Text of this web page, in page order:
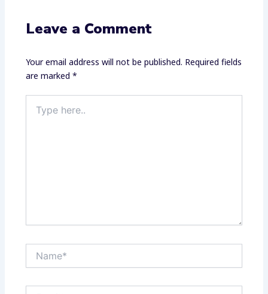
Leave a Comment
Your email address will not be published. Required fields
are marked *
here..